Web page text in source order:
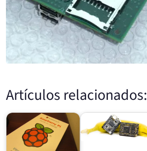
Artículos relacionados: